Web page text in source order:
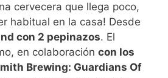
cervecera que llega poco,
habitual en la casa! Desde
con 2 pepinazos. El
en colaboración con los
Brewing: Guardians Of